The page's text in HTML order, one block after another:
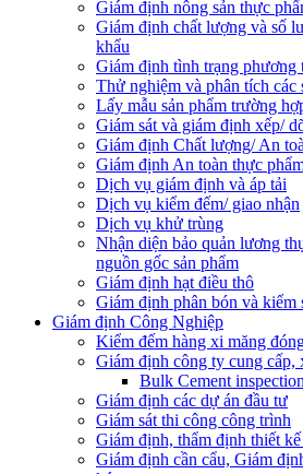
Giám định nông sản thực
Giám định chất lượng và số
khẩu
Giám định tình trạng phương
Thử nghiệm và phân tích các
Lấy mẫu sản phẩm trường
Giám sát và giám định xếp/
Giám định Chất lượng/ An
Giám định An toàn thực
Dịch vụ giám định và áp tải
Dịch vụ kiểm đếm/ giao nhận
Dịch vụ khử trùng
Nhận diện bảo quản lương
nguồn gốc sản phẩm
Giám định hạt điều thô
Giám định phân bón và kiểm
Giám định Công Nghiệp
Kiểm đếm hàng xi măng
Giám định công ty cung cấp,
Bulk Cement
Giám định các dự án đầu tư
Giám sát thi công công trình
Giám định, thẩm định thiết
Giám định cần cẩu, Giám